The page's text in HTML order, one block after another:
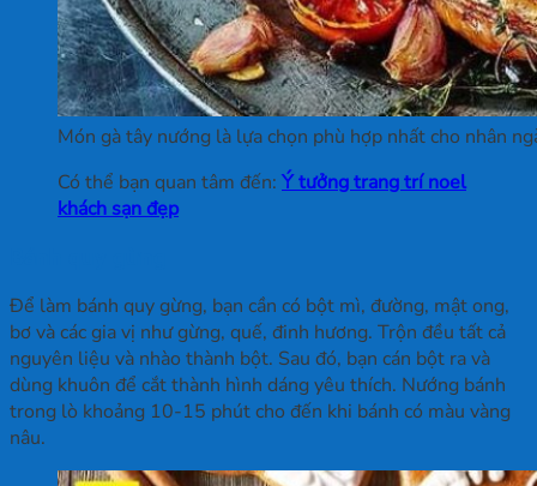
Món gà tây nướng là lựa chọn phù hợp nhất cho nhân
Có thể bạn quan tâm đến: Ý tưởng trang trí noel
khách sạn đẹp
Để làm bánh quy gừng, bạn cần có bột mì, đường, mật ong,
bơ và các gia vị như gừng, quế, đinh hương. Trộn đều tất cả
nguyên liệu và nhào thành bột. Sau đó, bạn cán bột ra và
dùng khuôn để cắt thành hình dáng yêu thích. Nướng bánh
trong lò khoảng 10-15 phút cho đến khi bánh có màu vàng
nâu.